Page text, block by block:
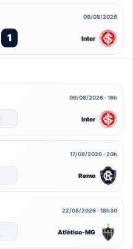
06/08/2026
1 Inter
09/08/2026 · 16h
Inter
17/08/2026 · 20h
Remo
22/08/2026 · 18h30
Atlético-MG